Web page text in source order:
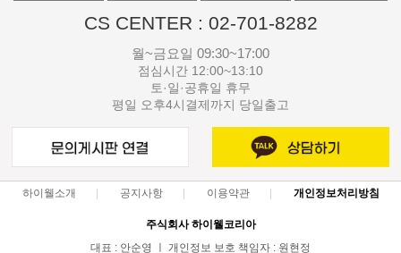
CS CENTER : 02-701-8282
월~금요일 09:30~17:00
점심시간 12:00~13:10
토·일·공휴일 휴무
평일 오후4시결제까지 당일출고
하이웰소개 공지사항 이용약관 개인정보처리방침
주식회사 하이웰코리아
대표 : 안순영 ㅣ 개인정보 보호 책임자 : 원현정